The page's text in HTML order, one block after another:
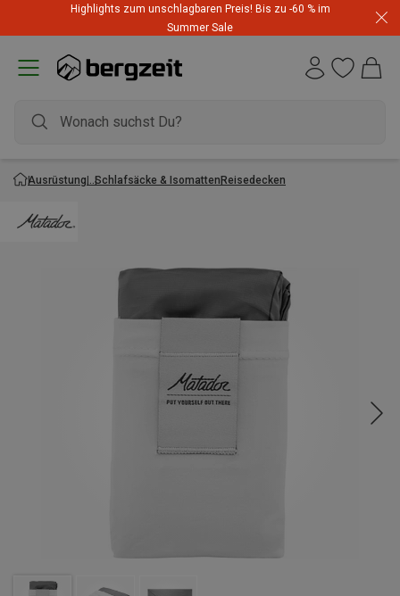
Highlights zum unschlagbaren Preis! Bis zu -60 % im
Summer Sale
Ausrüstung Schlafsäcke & IsomattenReisedecken